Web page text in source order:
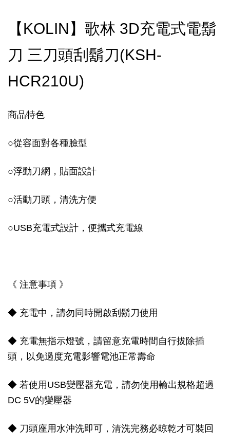
【KOLIN】歌林 3D充電式電鬍
刀 三刀頭刮鬍刀(KSH-
HCR210U)
商品特色
○從容面對各種臉型
○浮動刀網，貼面設計
○活動刀頭，清洗方便
○USB充電式設計，便攜式充電線
《 注意事項 》
◆ 充電中，請勿同時開啟刮鬍刀使用
◆ 充電無指示燈號，請留意充電時間自行拔除插
頭，以免過度充電影響電池正常壽命
◆ 若使用USB變壓器充電，請勿使用輸出規格超過
DC 5V的變壓器
◆ 刀頭座用水沖洗即可，清洗完務必晾乾才可裝回